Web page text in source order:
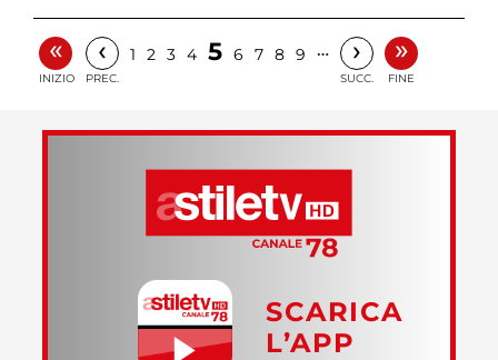
«
INIZIO
‹
PREC.
1 2 3 4 5 6 7 8 9 … ›
SUCC.
»
FINE
SCARICA
L’APP